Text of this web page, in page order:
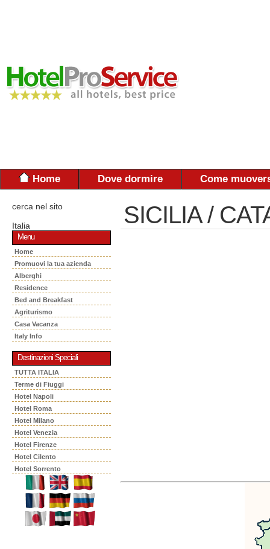
Home Dove dormire Come
cerca nel sito
Italia
Menu
Home
Promuovi la tua azienda
Alberghi
Residence
Bed and Breakfast
Agriturismo
Casa Vacanza
Italy Info
Destinazioni Speciali
TUTTA ITALIA
Terme di Fiuggi
Hotel Napoli
Hotel Roma
Hotel Milano
Hotel Venezia
Hotel Firenze
Hotel Cilento
Hotel Sorrento
SICILIA /